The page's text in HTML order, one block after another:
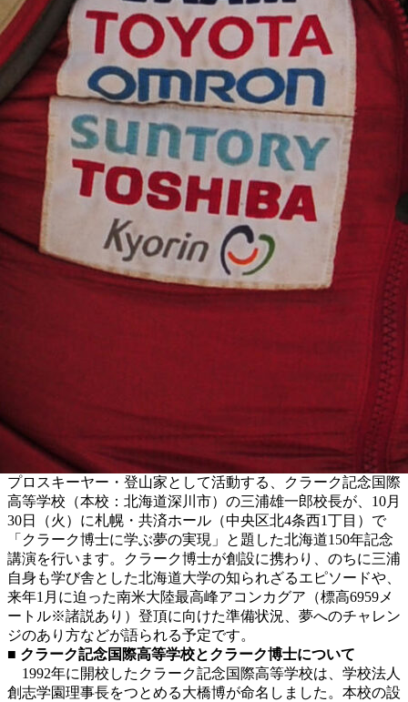
プロスキーヤー・登山家として活動する、クラーク記念国際
高等学校（本校：北海道深川市）の三浦雄一郎校長が、10月
30日（火）に札幌・共済ホール（中央区北4条西1丁目）で
「クラーク博士に学ぶ夢の実現」と題した北海道150年記念
講演を行います。クラーク博士が創設に携わり、のちに三浦
自身も学び舎とした北海道大学の知られざるエピソードや、
来年1月に迫った南米大陸最高峰アコンカグア（標高6959メ
ートル※諸説あり）登頂に向けた準備状況、夢へのチャレン
ジのあり方などが語られる予定です。
■ クラーク記念国際高等学校とクラーク博士について
1992年に開校したクラーク記念国際高等学校は、学校法人
創志学園理事長をつとめる大橋博が命名しました。本校の設